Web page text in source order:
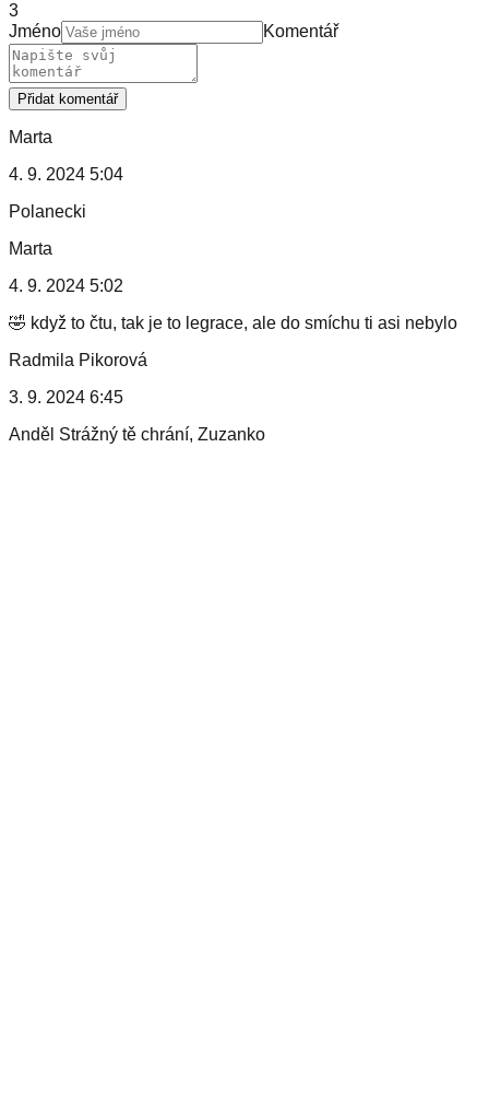
3
Jméno
Komentář
Přidat komentář
Marta
4. 9. 2024 5:04
Polanecki
Marta
4. 9. 2024 5:02
🤣 když to čtu, tak je to legrace, ale do smíchu ti asi nebylo
Radmila Pikorová
3. 9. 2024 6:45
Anděl Strážný tě chrání, Zuzanko